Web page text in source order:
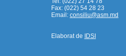
Fax: (022) 54 28 23
Email: consiliu@asm.md
Elaborat de IDSI